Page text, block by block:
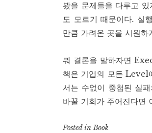
봤을 문제들을 다루고
도 모르기 때문이다. 실
만큼 가려온 곳을 시원
뭐 결론을 말하자면
책은 기업의 모든 Level
서는 수없이 중첩된 실
바꿀 기회가 주어진다면
Posted inBook